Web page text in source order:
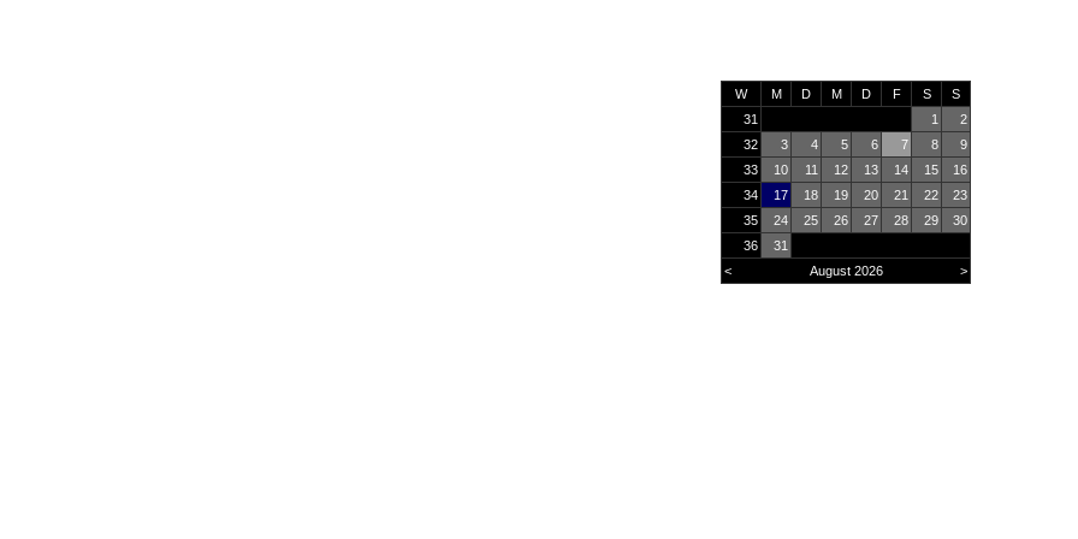
W M D M D F S
S
31
1
2
32
3 4 5 6 7 8
9
33
10 11 12 13 14 15
16
34
17 18 19 20 21 22
23
35
24 25 26 27 28 29
30
36
31
>
< August 2026